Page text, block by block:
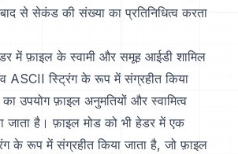
से सेकंड की संख्या का प्रतिनिधित्व करता
में फ़ाइल के स्वामी और समूह आईडी शामिल
ASCII स्ट्रिंग के रूप में संग्रहीत किया
उपयोग फ़ाइल अनुमतियों और स्वामित्व
जाता है। फ़ाइल मोड को भी हेडर में एक
के रूप में संग्रहीत किया जाता है, जो फ़ाइल